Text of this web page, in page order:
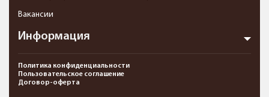
Информация
Вакансии
Политика конфиденциальности
Пользовательское соглашение
Договор-оферта